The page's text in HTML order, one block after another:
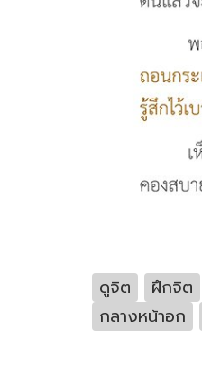
ดูจิต ฝึกจิต
กลางหน้าอก